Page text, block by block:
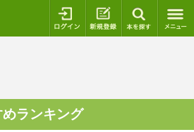
ログイン 新規登録
ランキング